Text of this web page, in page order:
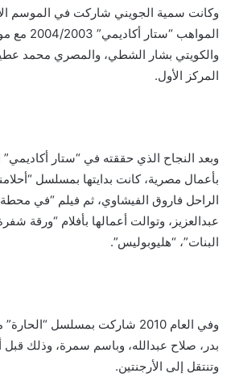
وكانت سمية الجويني شاركت في الموسم
المواهب
والكويتي بشار الشطي، والمصري محمد
المركز الأول.
وبعد النجاح الذي حققته في “ستار
الراحل فاروق الفيشاوي، ثم فيلم “في
عبدالعزيز، وتوالت أعمالها بأفلام “ورقة
البنات”، “هليوبوليس”.
وفي العام 2010 شاركت بمسلسل
بدر، صلاح عبدالله، وباسم سمرة، وذلك قبل
وتنتقل إلى الأرجنتين.